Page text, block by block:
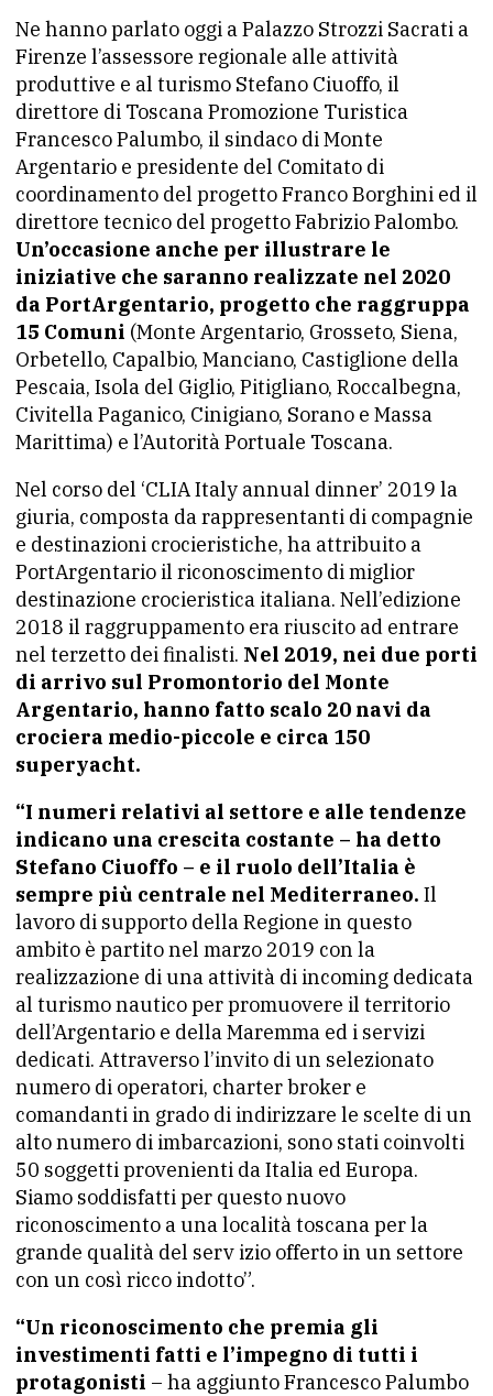
Ne hanno parlato oggi a Palazzo Strozzi Sacrati a
Firenze l’assessore regionale alle attività
produttive e al turismo Stefano Ciuoffo, il
direttore di Toscana Promozione Turistica
Francesco Palumbo, il sindaco di Monte
Argentario e presidente del Comitato di
coordinamento del progetto Franco Borghini ed il
direttore tecnico del progetto Fabrizio Palombo.
Un’occasione anche per illustrare le
iniziative che saranno realizzate nel 2020
da PortArgentario, progetto che raggruppa
15 Comuni (Monte Argentario, Grosseto, Siena,
Orbetello, Capalbio, Manciano, Castiglione della
Pescaia, Isola del Giglio, Pitigliano, Roccalbegna,
Civitella Paganico, Cinigiano, Sorano e Massa
Marittima) e l’Autorità Portuale Toscana.
Nel corso del ‘CLIA Italy annual dinner’ 2019 la
giuria, composta da rappresentanti di compagnie
e destinazioni crocieristiche, ha attribuito a
PortArgentario il riconoscimento di miglior
destinazione crocieristica italiana. Nell’edizione
2018 il raggruppamento era riuscito ad entrare
nel terzetto dei finalisti. Nel 2019, nei due porti
di arrivo sul Promontorio del Monte
Argentario, hanno fatto scalo 20 navi da
crociera medio-piccole e circa 150
superyacht.
“I numeri relativi al settore e alle tendenze
indicano una crescita costante – ha detto
Stefano Ciuoffo – e il ruolo dell’Italia è
sempre più centrale nel Mediterraneo. Il
lavoro di supporto della Regione in questo
ambito è partito nel marzo 2019 con la
realizzazione di una attività di incoming dedicata
al turismo nautico per promuovere il territorio
dell’Argentario e della Maremma ed i servizi
dedicati. Attraverso l’invito di un selezionato
numero di operatori, charter broker e
comandanti in grado di indirizzare le scelte di un
alto numero di imbarcazioni, sono stati coinvolti
50 soggetti provenienti da Italia ed Europa.
Siamo soddisfatti per questo nuovo
riconoscimento a una località toscana per la
grande qualità del serv izio offerto in un settore
con un così ricco indotto”.
“Un riconoscimento che premia gli
investimenti fatti e l’impegno di tutti i
protagonisti – ha aggiunto Francesco Palumbo